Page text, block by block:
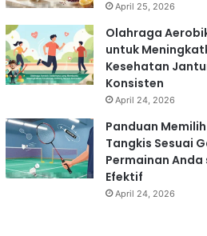
April 25, 2026
Olahraga
untuk
Kesehatan
Konsisten
April 24, 2026
Panduan
Tangkis Sesuai
Permainan Anda
Efektif
April 24, 2026